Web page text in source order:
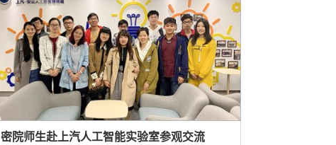
密院师生赴上汽人工智能实验室参观交流